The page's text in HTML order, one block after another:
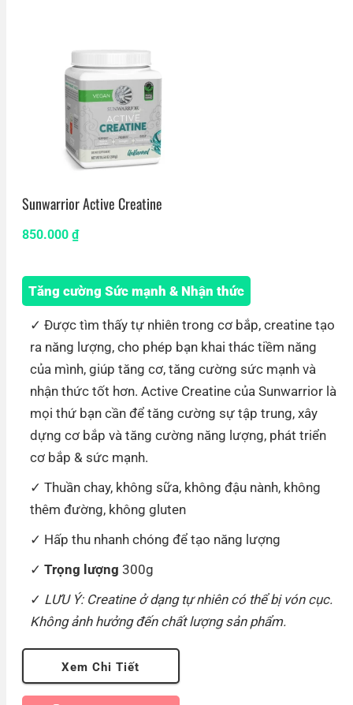
Sunwarrior Active Creatine
850.000 ₫
Tăng cường Sức mạnh & Nhận thức
Được tìm thấy tự nhiên trong cơ bắp, creatine tạo
ra năng lượng, cho phép bạn khai thác tiềm năng
của mình, giúp tăng cơ, tăng cường sức mạnh và
nhận thức tốt hơn. Active Creatine của Sunwarrior là
mọi thứ bạn cần để tăng cường sự tập trung, xây
dựng cơ bắp và tăng cường năng lượng, phát triển
cơ bắp & sức mạnh.
Thuần chay, không sữa, không đậu nành, không
thêm đường, không gluten
Hấp thu nhanh chóng để tạo năng lượng
Trọng lượng 300g
LƯU Ý: Creatine ở dạng tự nhiên có thể bị vón cục.
Không ảnh hưởng đến chất lượng sản phẩm.
Xem Chi Tiết